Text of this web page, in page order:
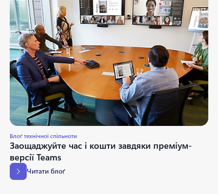
Блоґ технічної спільноти
Заощаджуйте час і кошти завдяки преміум-
версії Teams
Читати блоґ